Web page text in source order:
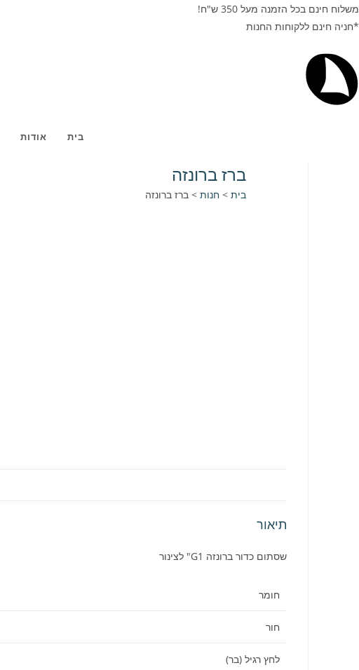
משלוח חינם בכל הזמנה מעל 350 ש"ח!
*חניה חינם ללקוחות החנות
בית אודות
ברז ברונזה
בית > חנות >ברז ברונזה
תיאור
שסתום כדור ברונזה G1" לצינור
חומר
חור
לחץ רגיל (בר)